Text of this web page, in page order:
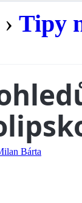
› Tipy
Bárta